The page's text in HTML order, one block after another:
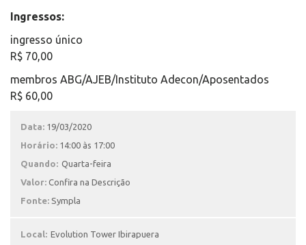
Ingressos:
ingresso único
R$ 70,00
membros ABG/AJEB/Instituto Adecon/Aposentados
R$ 60,00
Data: 19/03/2020
Horário: 14:00 às 17:00
Quando: Quarta-feira
Valor: Confira na Descrição
Fonte: Sympla
Local: Evolution Tower Ibirapuera